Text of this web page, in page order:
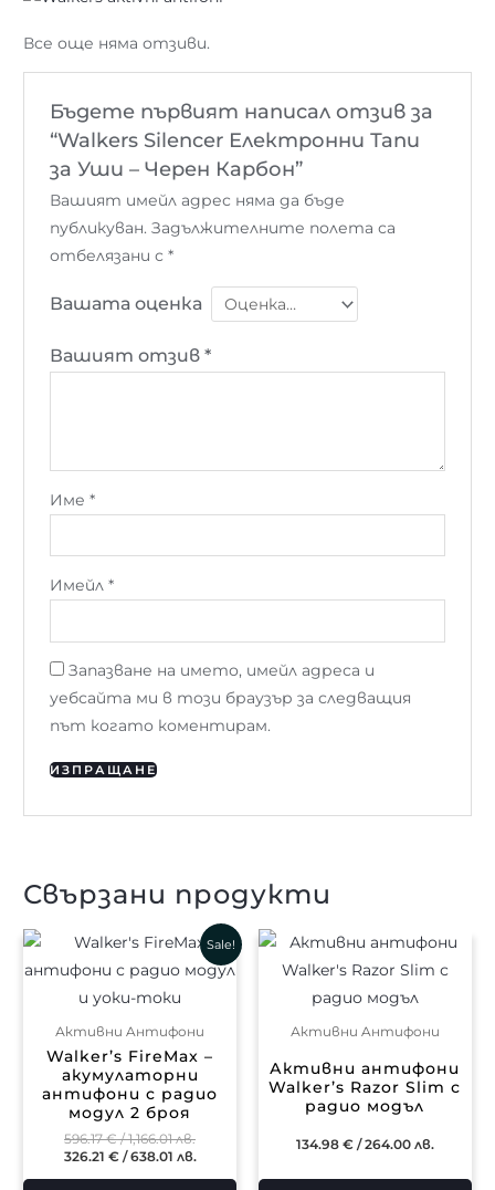
Все още няма отзиви.
Бъдете първият написал отзив за
“Walkers Silencer Електронни Тапи
за Уши – Черен Карбон”
Вашият имейл адрес няма да бъде
публикуван. Задължителните полета са
отбелязани с *
Вашата оценка
Вашият отзив *
Име *
Имейл *
Запазване на името, имейл адреса и
уебсайта ми в този браузър за следващия
път когато коментирам.
Свързани продукти
Sale!
Активни Aнтифони
Walker’s FireMax –
акумулаторни
антифони с радио
модул 2 броя
596.17€/ 1,166.01 лв.
Original
price
was:
1,166.01 лв..
326.21 €/ 638.01 лв.
Текущата
цена
е:
638.01 лв..
Активни Aнтифони
Активни антифони
Walker’s Razor Slim с
радио модъл
134.98 €/ 264.00 лв.